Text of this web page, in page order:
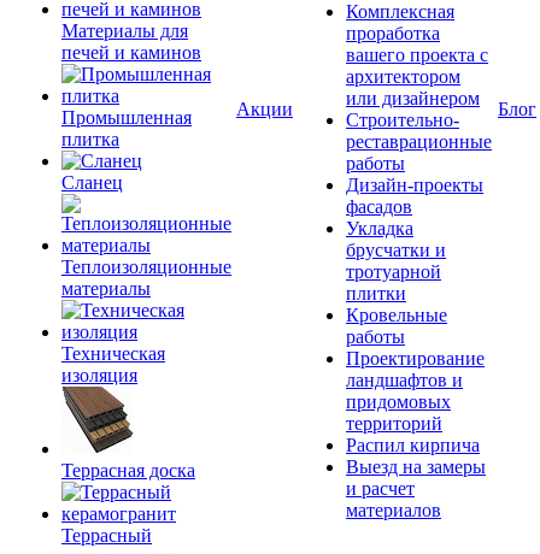
Материалы для
печей и каминов
Промышленная
плитка
Сланец
Теплоизоляционные
материалы
Техническая
изоляция
Террасная доска
Террасный
Акции
Комплексная
проработка
вашего проекта с
архитектором
или дизайнером
Строительно-
реставрационные
работы
Дизайн-проекты
фасадов
Укладка
брусчатки и
тротуарной
плитки
Кровельные
работы
Проектирование
ландшафтов и
придомовых
территорий
Распил кирпича
Выезд на замеры
и расчет
материалов
Блог